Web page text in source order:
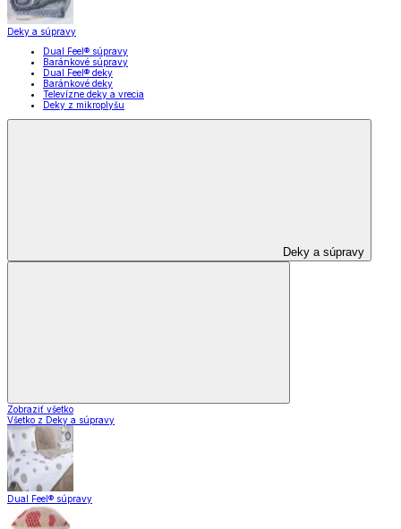
Deky a súpravy
Dual Feel® súpravy
Baránkové súpravy
Dual Feel® deky
Baránkové deky
Televízne deky a vrecia
Deky z mikroplyšu
Deky a súpravy
Zobraziť všetko
Všetko z Deky a súpravy
Dual Feel® súpravy